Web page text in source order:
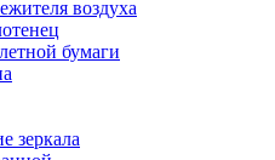
воздуха
бумаги
зеркала